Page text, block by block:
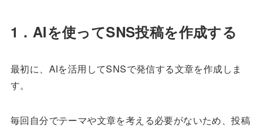
1．AIを使ってSNS投稿を作成する
最初に、AIを活用してSNSで発信する文章を作成しま
す。
毎回自分でテーマや文章を考える必要がないため、投稿